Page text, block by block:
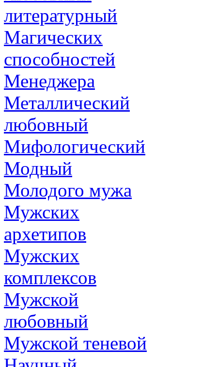
литературный
Магических
способностей
Менеджера
Металлический
любовный
Мифологический
Модный
Молодого мужа
Мужских
архетипов
Мужских
комплексов
Мужской
любовный
Мужской теневой